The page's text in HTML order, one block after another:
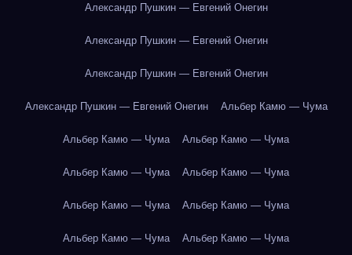
Александр Пушкин — Евгений Онегин
Александр Пушкин — Евгений Онегин
Александр Пушкин — Евгений Онегин
Александр Пушкин — Евгений Онегин Альбер Камю — Чума
Альбер Камю — Чума Альбер Камю — Чума
Альбер Камю — Чума Альбер Камю — Чума
Альбер Камю — Чума Альбер Камю — Чума
Альбер Камю — Чума Альбер Камю — Чума